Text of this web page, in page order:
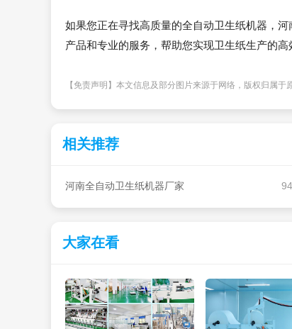
如果您正在寻找高质量的全自动卫生纸机器，
产品和专业的服务，帮助您实现卫生纸生产的高
【免责声明】本文信息及部分图片来源于网络，版权归属
相关推荐
河南全自动卫生纸机器厂家
大家在看